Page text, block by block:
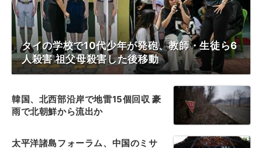
タイの学校で10代少年が発砲、教師・生徒ら6
人殺害 祖父母殺害した後移動
韓国、北西部沿岸で地雷15個回収 豪
雨で北朝鮮から流出か
太平洋諸島フォーラム、中国のミサ